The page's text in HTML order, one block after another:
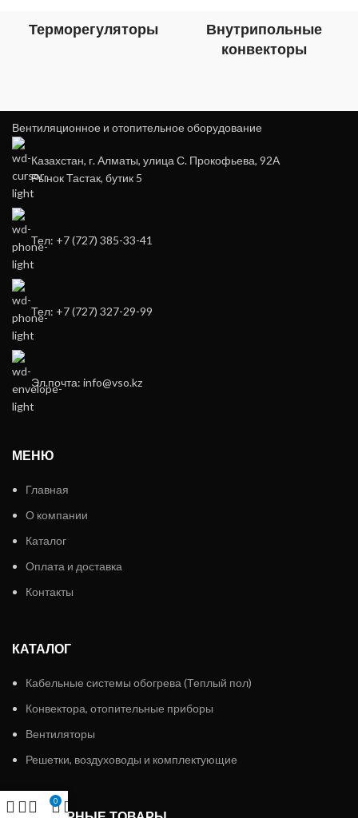
Терморегуляторы
Внутрипольные
конвекторы
Вентиляционное и отопительное оборудование
Казахстан, г. Алматы, улица С. Прокофьева, 92А
Рынок Тастак, бутик 5
Тел: +7 (727) 385-33-41
Тел: +7 (727) 327-29-99
Эл.почта: info@vso.kz
МЕНЮ
Главная
О компании
Каталог
Оплата и доставка
Контакты
КАТАЛОГ
Кабельные системы обогрева (Теплый пол)
Конвектора, отопительные приборы
Вентиляторы
Решетки, воздуховоды и комплектующие
0